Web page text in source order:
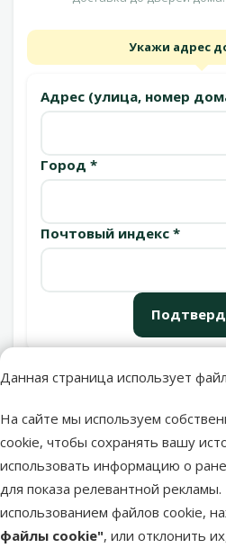
Данная страница использует
На сайте мы используем
cookie, чтобы сохранять вашу
использовать информацию о
для показа релевантной
использованием файлов cookie,
файлы cookie", или отклонить
Укажи адрес
Адрес (улица, номер
Город *
Почтовый индекс *
Latvijas Pasts пакомат
DPD Pickup tīkls